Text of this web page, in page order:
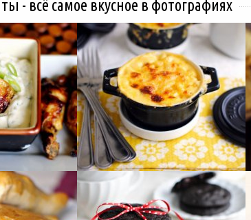
о которых
гид....
- всё самое вкусное в фотографиях